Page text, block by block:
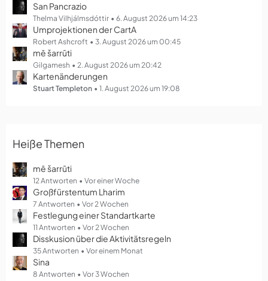
t
r
ä
g
e
San Pancrazio
Thelma Vilhjálmsdóttir 6. August 2026 um 14:23
Umprojektionen der CartA
Robert Ashcroft 3. August 2026 um 00:45
mē šarrūti
Gilgamesh 2. August 2026 um 20:42
Kartenänderungen
Stuart Templeton 1. August 2026 um 19:08
Heiße Themen
mē šarrūti
12 Antworten Vor einer Woche
Großfürstentum Lharim
7 Antworten Vor 2 Wochen
Festlegung einer Standartkarte
11 Antworten Vor 2 Wochen
Disskusion über die Aktivitätsregeln
35 Antworten Vor einem Monat
Sina
8 Antworten Vor 3 Wochen